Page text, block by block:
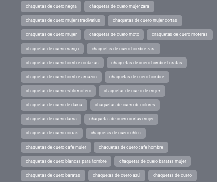
chaquetas de cuero negra chaquetas de cuero mujer zara
chaquetas de cuero mujer stradivarius chaquetas de cuero mujer cortas
chaquetas de cuero mujer chaquetas de cuero moto chaquetas de cuero moteras
chaquetas de cuero mango chaquetas de cuero hombre zara
chaquetas de cuero hombre rockeras chaquetas de cuero hombre baratas
chaquetas de cuero hombre amazon chaquetas de cuero hombre
chaquetas de cuero estilo motero chaquetas de cuero de mujer
chaquetas de cuero de dama chaquetas de cuero de colores
chaquetas de cuero dama chaquetas de cuero cortas mujer
chaquetas de cuero cortas chaquetas de cuero chica
chaquetas de cuero cafe mujer chaquetas de cuero cafe hombre
chaquetas de cuero blancas para hombre chaquetas de cuero baratas mujer
chaquetas de cuero baratas chaquetas de cuero azul chaquetas de cuero